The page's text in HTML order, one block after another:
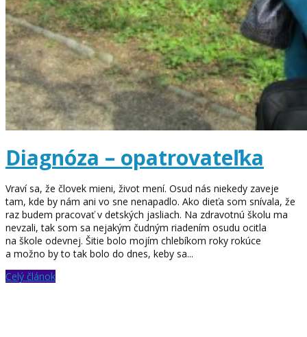
Diagnóza – opatrovateľka
Vraví sa, že človek mieni, život mení. Osud nás niekedy zaveje
tam, kde by nám ani vo sne nenapadlo. Ako dieťa som snívala, že
raz budem pracovať v detských jasliach. Na zdravotnú školu ma
nevzali, tak som sa nejakým čudným riadením osudu ocitla
na škole odevnej. Šitie bolo mojím chlebíkom roky rokúce
a možno by to tak bolo do dnes, keby sa...
Celý článok